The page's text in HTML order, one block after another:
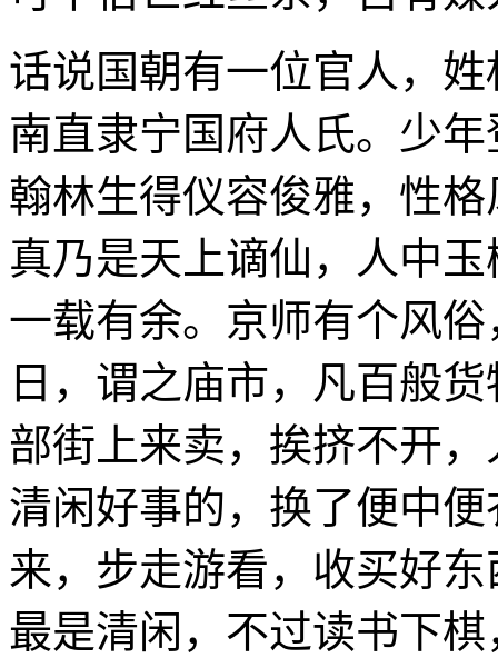
话说国朝有一位官人，
南直隶宁国府人氏。少
翰林生得仪容俊雅，性
真乃是天上谪仙，人中
一载有余。京师有个风
日，谓之庙市，凡百般
部街上来卖，挨挤不开
清闲好事的，换了便中
来，步走游看，收买好
最是清闲，不过读书下